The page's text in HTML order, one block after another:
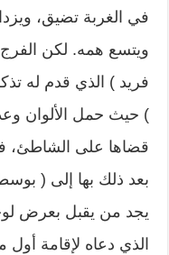
في الغربة تضيق،
ويتسع همه. لكن
فريد ) الذي قدم له
) حيث حمل الألوان
قضاها على الشاطئ،
بعد ذلك بها إلى (
يجد من يقبل بعرض